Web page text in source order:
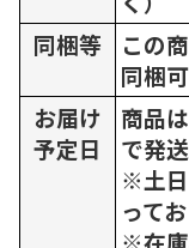
同梱等
この
同梱
お届け
予定日
商品
で発
※土日
ってお
※在庫